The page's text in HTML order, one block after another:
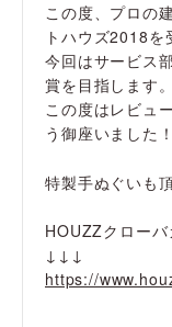
この度、プロの
トハウズ2018を
今回はサービス
賞を目指します。
この度はレビュ
う御座いました
特製手ぬぐいも
HOUZZクロー
↓↓↓
https://